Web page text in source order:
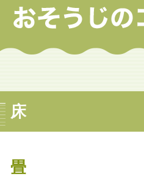
床
畳